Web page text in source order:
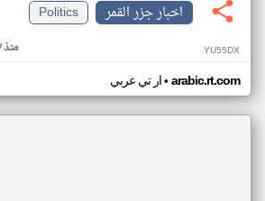
اخبار جزر القمر
Politics
منذ ٧ أشهر YU55DX
ار تي عربي• arabic.rt.com